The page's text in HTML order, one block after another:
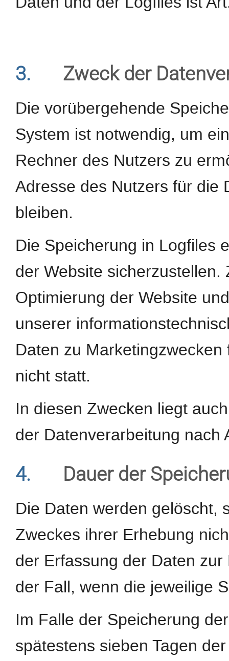
3. Zweck der
Die vorübergehende
System ist notwendig, um
Rechner des Nutzers zu
Adresse des Nutzers für die
bleiben.
Die Speicherung in Logfiles
der Website
Optimierung der Website
unserer
Daten zu
nicht statt.
In diesen Zwecken liegt
der Datenverarbeitung nach
4. Dauer der
Die Daten werden gelöscht,
Zweckes ihrer Erhebung
der Erfassung der Daten
der Fall, wenn die jeweilige
Im Falle der Speicherung
spätestens sieben Tagen